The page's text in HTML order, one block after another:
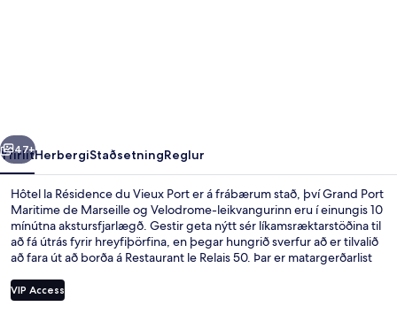
Næsta
47+
YfirlitHerbergiStaðsetningReglur
Hôtel la Résidence du Vieux Port er á frábærum stað, því Grand Port
Maritime de Marseille og Velodrome-leikvangurinn eru í einungis 10
mínútna akstursfjarlægð. Gestir geta nýtt sér líkamsræktarstöðina til
að fá útrás fyrir hreyfiþörfina, en þegar hungrið sverfur að er tilvalið
að fara út að borða á Restaurant le Relais 50. Þar er matargerðarlist
kvöldverð. Meðal annarra þæginda á þessu hóteli í „boutique“-stíl
eru bar/setustofa og verönd. Meðal þess sem ferðamenn sem hafa
VIP Access